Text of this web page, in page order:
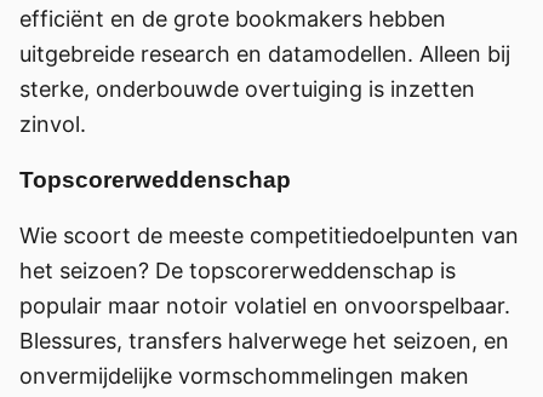
efficiënt en de grote bookmakers hebben
uitgebreide research en datamodellen. Alleen bij
sterke, onderbouwde overtuiging is inzetten
zinvol.
Topscorerweddenschap
Wie scoort de meeste competitiedoelpunten van
het seizoen? De topscorerweddenschap is
populair maar notoir volatiel en onvoorspelbaar.
Blessures, transfers halverwege het seizoen, en
onvermijdelijke vormschommelingen maken